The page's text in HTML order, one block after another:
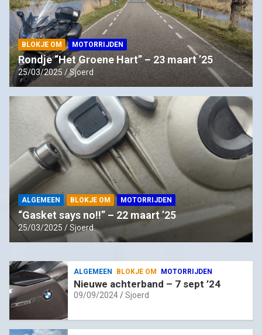
BLOKJE OM MOTORRIJDEN
Rondje “Het Groene Hart” – 23 maart ’25
25/03/2025 Sjoerd
ALGEMEEN BLOKJE OM MOTORRIJDEN
“Gasket says no!!” – 22 maart ’25
25/03/2025 Sjoerd
ALGEMEEN BLOKJE OM MOTORRIJDEN
Nieuwe achterband – 7 sept ’24
09/09/2024 Sjoerd